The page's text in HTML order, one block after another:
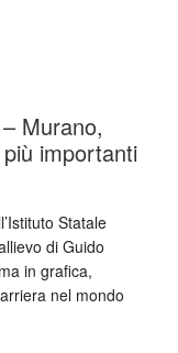
Murano,
importanti
Statale
di Guido
in grafica,
nel mondo